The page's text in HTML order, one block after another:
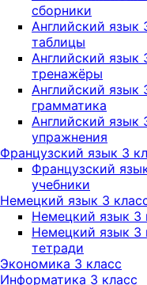
сборники
Английский язык
таблицы
Английский язык
тренажёры
Английский язык
грамматика
Английский язык
упражнения
Французский язык 3
Французский
учебники
Немецкий язык 3
Немецкий язык 3
Немецкий язык 3
тетради
Экономика 3 класс
Информатика 3 класс